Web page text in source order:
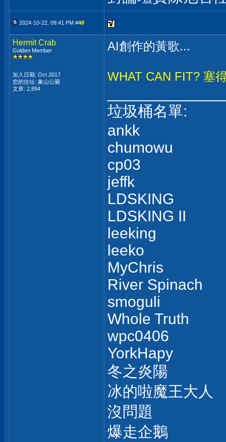
2024-10-22, 09:41 PM #48
Hermit Crab
Golden Member
加入日期: Oct 2017
您的住址: 象山公園
文章: 2,894
AI創作的黃歌...
WHAT CAN FIT? 塞
垃圾桶名單:
ankk
chumowu
cp03
jeffk
LDSKING
LDSKING II
leeking
leeko
MyChris
River Spinach
smoguli
Whole Truth
wpc0406
YorkHapy
冬之炎陽
冰的啦魔王大人
沒問題
爆走企鵝